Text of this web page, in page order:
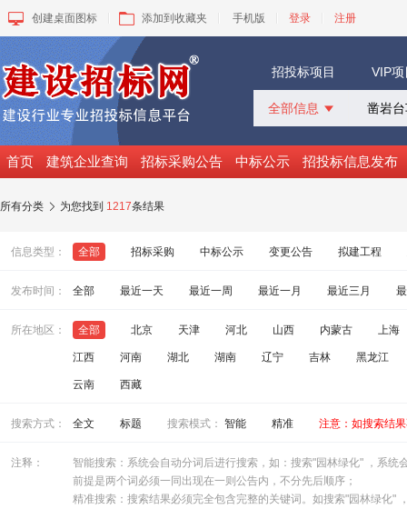
创建桌面图标 添加到收藏夹 手机版 登录 注册
招投标项目 VIP
全部信息 
招标采购
中标公示
询价采购
首页 建筑企业查询 招标采购公告 中标公示 招投标信息发布
所有分类  为您找到 1217条结果
信息类型： 全部 招标采购 中标公示 变更公告 拟建工程
发布时间： 全部 最近一天 最近一周 最近一月 最近三月
所在地区： 全部 北京 天津 河北 山西 内蒙古 上海
江西 河南 湖北 湖南 辽宁 吉林 黑龙江
云南 西藏
搜索方式： 全文 标题 搜索模式： 智能 精准 注意：如搜索结
注释：
智能搜索：系统会自动分词后进行搜索，如：搜索"园林绿化" ，系统
前提是两个词必须一同出现在一则公告内，不分先后顺序；
精准搜索：搜索结果必须完全包含完整的关键词。如搜索"园林绿化"